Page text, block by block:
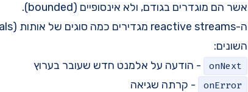
אשר הם מוגדרים בגודם, ולא אינסופיים (bounded).
השונים:
onNext - הודעה על אלמנט חדש שעובר בערוץ
onError - קרתה שגיאה